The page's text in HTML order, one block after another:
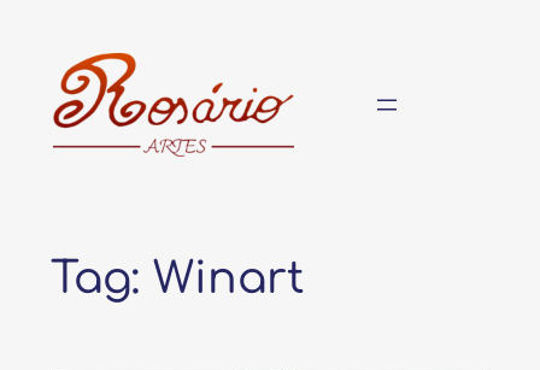
conteúdo
Tag: Winart